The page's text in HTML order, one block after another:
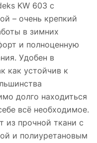
KW 603 с
– очень крепкий
в зимних
и полноценную
Удобен в
как устойчив к
долго находиться
всё необходимое.
прочной ткани с
и полиуретановым